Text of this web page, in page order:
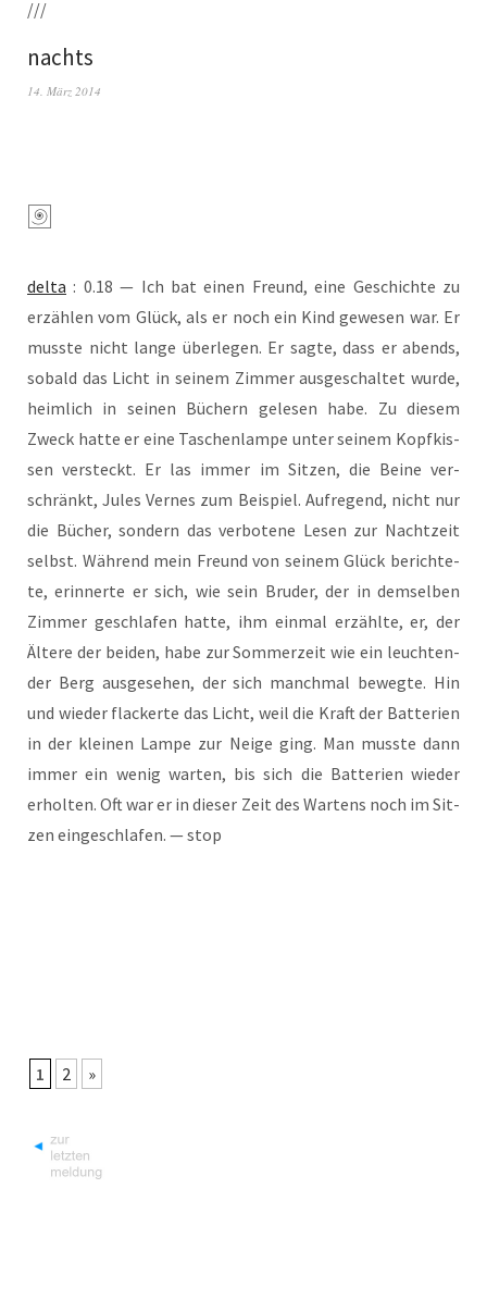
///
nachts
14. März 2014
del­ta : 0.18 — Ich bat einen Freund, eine Geschich­te zu
erzäh­len vom Glück, als er noch ein Kind gewe­sen war. Er
muss­te nicht lan­ge über­le­gen. Er sag­te, dass er abends,
sobald das Licht in sei­nem Zim­mer aus­ge­schal­tet wur­de,
heim­lich in sei­nen Büchern gele­sen habe. Zu die­sem
Zweck hat­te er eine Taschen­lam­pe unter sei­nem Kopf­kis­
sen ver­steckt. Er las immer im Sit­zen, die Bei­ne ver­
schränkt, Jules Ver­nes zum Bei­spiel. Auf­re­gend, nicht nur
die Bücher, son­dern das ver­bo­te­ne Lesen zur Nacht­zeit
selbst. Wäh­rend mein Freund von sei­nem Glück berich­te­
te, erin­ner­te er sich, wie sein Bru­der, der in dem­sel­ben
Zim­mer geschla­fen hat­te, ihm ein­mal erzähl­te, er, der
Älte­re der bei­den, habe zur Som­mer­zeit wie ein leuch­ten­
der Berg aus­ge­se­hen, der sich manch­mal beweg­te. Hin
und wie­der fla­cker­te das Licht, weil die Kraft der Bat­te­rien
in der klei­nen Lam­pe zur Nei­ge ging. Man muss­te dann
immer ein wenig war­ten, bis sich die Bat­te­rien wie­der
erhol­ten. Oft war er in die­ser Zeit des War­tens noch im Sit­
zen ein­ge­schla­fen. — stop
1 2 »